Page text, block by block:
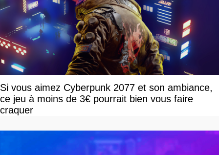
Si vous aimez Cyberpunk 2077 et son ambiance,
ce jeu à moins de 3€ pourrait bien vous faire
craquer